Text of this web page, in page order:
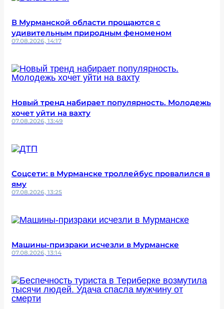
В Мурманской области прощаются с
удивительным природным феноменом
07.08.2026, 14:17
Новый тренд набирает популярность. Молодежь
хочет уйти на вахту
07.08.2026, 13:49
Соцсети: в Мурманске троллейбус провалился в
яму
07.08.2026, 13:25
Машины-призраки исчезли в Мурманске
07.08.2026, 13:14